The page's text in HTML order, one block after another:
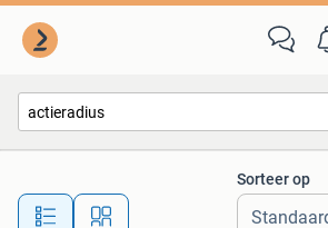
Alle afstanden…
Sorteer op